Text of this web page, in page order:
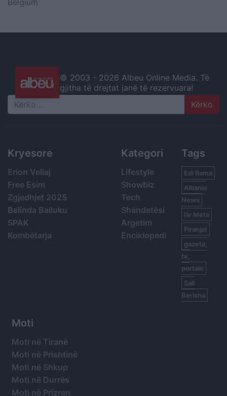
© 2003 - 2026 Albeu Online Media. Të
gjitha të drejtat janë të rezervuara!
Search
Kryesore
Erion Veliaj
Free Esim
Zgjedhjet 2025
Belinda Balluku
SPAK
Kombëtarja
Kategori
Lifestyle
Showbiz
Tech
Shëndetësi
Argetim
Enciklopedi
Tags
Edi Rama
Albania
News
Ilir Meta
Piranjat
gazeta,
tv,
portale
Sali
Berisha
Moti
Moti në Tiranë
Moti në Prishtinë
Moti në Shkup
Moti në Durrës
Moti në Prizren